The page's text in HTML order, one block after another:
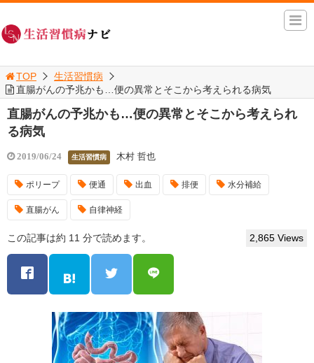
TOP
生活習慣病
直腸がんの予兆かも…便の異常とそこから考えられる病気
直腸がんの予兆かも…便の異常とそこから考えられ
る病気
2019/06/24 生活習慣病 木村 哲也
ポリープ 便通 出血 排便 水分補給
直腸がん 自律神経
この記事は約 11 分で読めます。 2,865 Views